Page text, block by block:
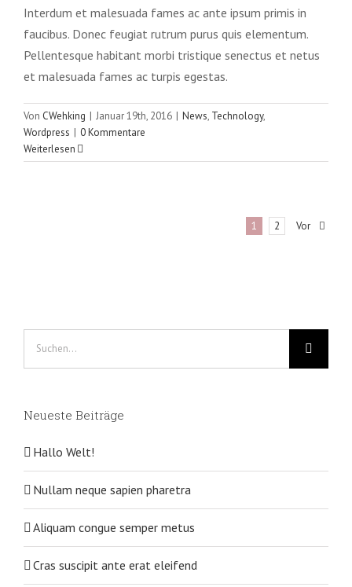
Interdum et malesuada fames ac ante ipsum primis in
faucibus. Donec feugiat rutrum purus quis elementum.
Pellentesque habitant morbi tristique senectus et netus
et malesuada fames ac turpis egestas.
Von CWehking | Januar 19th, 2016 | News, Technology,
Wordpress | 0 Kommentare
Weiterlesen
1 2 Vor
Neueste Beiträge
Hallo Welt!
Nullam neque sapien pharetra
Aliquam congue semper metus
Cras suscipit ante erat eleifend